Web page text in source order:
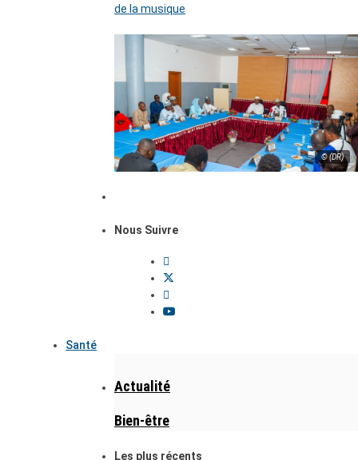
de la musique
© (DR)
Nous Suivre
Santé
Actualité
Bien-être
Les plus récents